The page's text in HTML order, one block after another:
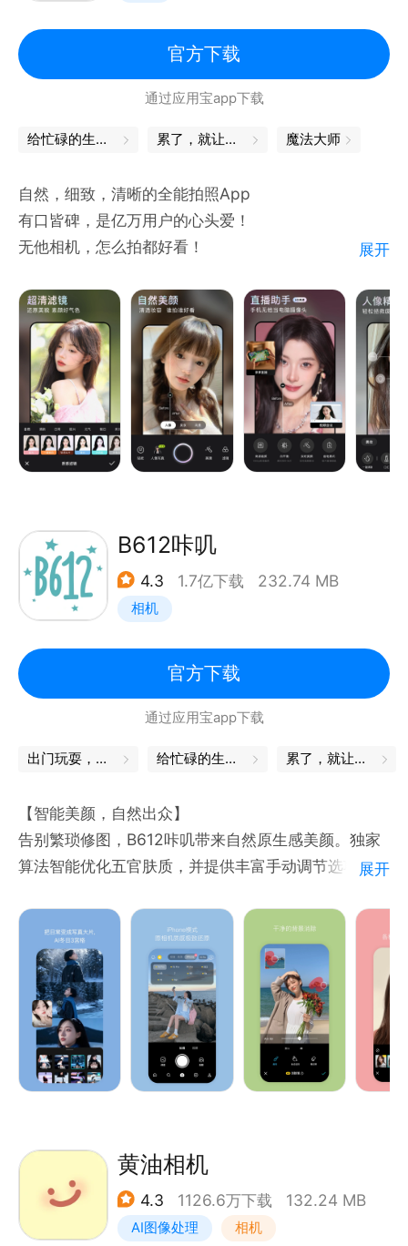
险、交通运输、安防环保、物业家政、水利测绘、商务
交易、农业科技等诸多行业领域。
*实时同步 杜绝修改时间
讯平台；
*后台批量管理
团队成员所有照片和水印信息，支持电脑端一键导出，
*定制专属水印
管理员配置团队LOGO水印，成员拍照上传自动添加，
更统一规范；
*考勤自动统计
准确真实记录员工上下班时间、地点，当天出勤记录一
目了然；
*团队照片加密储存
【智能取色】为你的照片提供配色方案
【放大镜】一键就可以放大强调内容
【多图编辑】一键9图复制编辑，修图轻轻松松
如果在使用过程中有什么意见或建议
欢迎在产品内发送“意见反馈”
♡日杂在持续优化中，希望给你更棒的体验♡
官方下载
通过应用宝app下载
给忙碌的生活，一个中场休息 累了，就让身体出去放松一下 魔法大师
自然，细致，清晰的全能拍照App
有口皆碑，是亿万用户的心头爱！
无他相机，怎么拍都好看！
【医美级脸部修调】
· 全新“3D隆鼻”功能重磅上线！从山根-鼻梁-鼻翼-鼻
头，全维度精细地 优化提升你的鼻子。轻松拥有自
然、立体、挺拔的鼻子，同时与面部其他五 官完美契
合！
· 其余多达二十几种美颜功能对面部进行细致微调，让
【王牌肤质模版】
谁说好看的皮囊千篇一律？无他王牌肤质模版功能来
袭。7种风格肤质任意挑选：经典、柔嫩、奶油、柔
雾、原生，质感、男生。一键拥有高级脸，随心切换气
【特色贴纸风格】
集合新鲜，好看，好玩的风格贴纸，包括【特色妆容，
风格滤镜，个性自拍小元素】。紧跟潮流风向，玩转时
友圈里的时髦风向标！
【4D原生妆】
超逼真灵动的妆效，无惧各种角度，各种表情。随时随
地素颜上镜，颜值照样在线！
【素描美术室】
素描画一键生成，彩铅/黑白任意切换，用你的美照打
破次元结界！
展开
B612咔叽
4.3 1.7亿下载 232.74 MB
相机
官方下载
通过应用宝app下载
出门玩耍，这些App帮你省心 给忙碌的生活，一个中场休息 累了，就让身体出去放松一下
【智能美颜，自然出众】
告别繁琐修图，B612咔叽带来自然原生感美颜。独家
算法智能优化五官肤质，并提供丰富手动调节选项，轻
【海量贴纸，每周上新】
拥有超万款动态贴纸，覆盖潮流妆效、可爱萌系、趣味
互动等多元风格。支持表情触发特效，每周持续更新，
让你的照片永远新鲜。
【AI特效，创意无限】
搭载智能AI玩法，一键生成漫画形象、潮流写真等艺术
效果，还有网感视频快速制作，助你成为社交圈焦点。
饱和度，还是“静谧蓝”的冷淡风，或是“美式复古”的暖
调，都能精准匹配场景与情绪，让平凡日常秒变大片现
场。
【创意拼图，自由表达】
展开
黄油相机
4.3 1126.6万下载 132.24 MB
AI图像处理 相机